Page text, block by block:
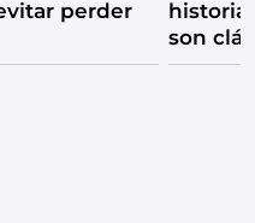
perder
historia
son